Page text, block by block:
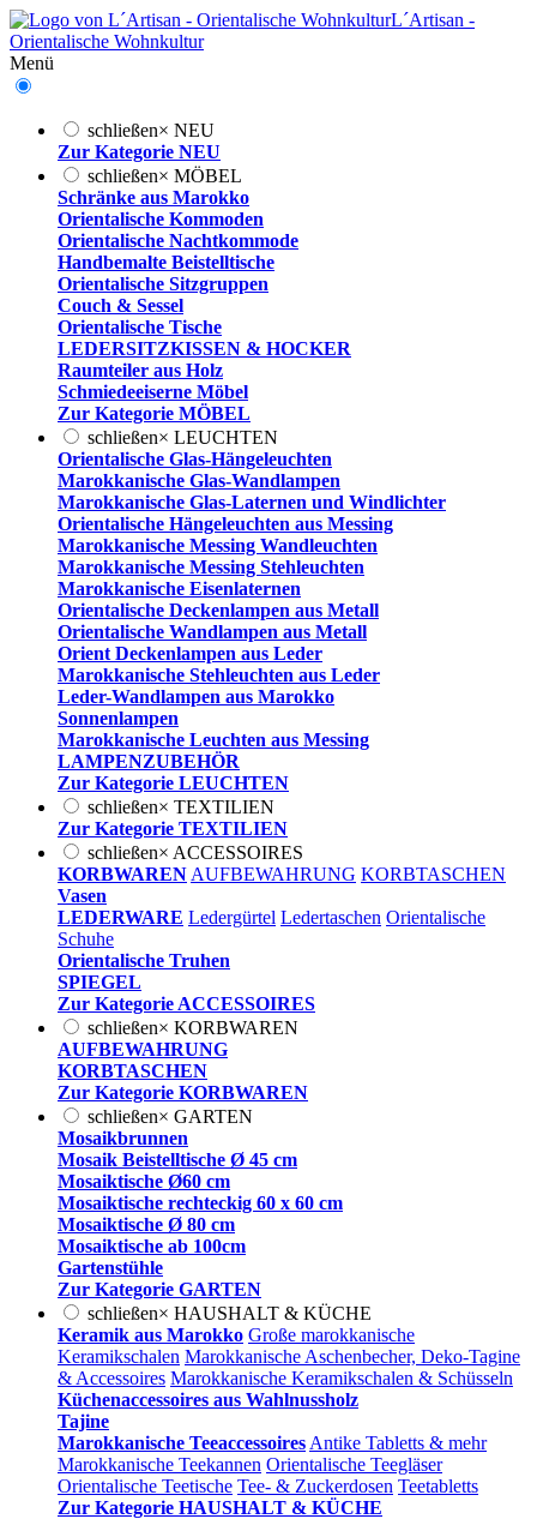
L´Artisan -
Orientalische Wohnkultur
Menü
schließen× NEU
Zur Kategorie NEU
schließen× MÖBEL
Schränke aus Marokko
Orientalische Kommoden
Orientalische Nachtkommode
Handbemalte Beistelltische
Orientalische Sitzgruppen
Couch & Sessel
Orientalische Tische
LEDERSITZKISSEN & HOCKER
Raumteiler aus Holz
Schmiedeeiserne Möbel
Zur Kategorie MÖBEL
schließen× LEUCHTEN
Orientalische Glas-Hängeleuchten
Marokkanische Glas-Wandlampen
Marokkanische Glas-Laternen und Windlichter
Orientalische Hängeleuchten aus Messing
Marokkanische Messing Wandleuchten
Marokkanische Messing Stehleuchten
Marokkanische Eisenlaternen
Orientalische Deckenlampen aus Metall
Orientalische Wandlampen aus Metall
Orient Deckenlampen aus Leder
Marokkanische Stehleuchten aus Leder
Leder-Wandlampen aus Marokko
Sonnenlampen
Marokkanische Leuchten aus Messing
LAMPENZUBEHÖR
Zur Kategorie LEUCHTEN
schließen× TEXTILIEN
Zur Kategorie TEXTILIEN
schließen× ACCESSOIRES
KORBWAREN AUFBEWAHRUNG KORBTASCHEN
Vasen
LEDERWARE Ledergürtel Ledertaschen Orientalische
Schuhe
Orientalische Truhen
SPIEGEL
Zur Kategorie ACCESSOIRES
schließen× KORBWAREN
AUFBEWAHRUNG
KORBTASCHEN
Zur Kategorie KORBWAREN
schließen× GARTEN
Mosaikbrunnen
Mosaik Beistelltische Ø 45 cm
Mosaiktische Ø60 cm
Mosaiktische rechteckig 60 x 60 cm
Mosaiktische Ø 80 cm
Mosaiktische ab 100cm
Gartenstühle
Zur Kategorie GARTEN
schließen× HAUSHALT & KÜCHE
Keramik aus Marokko Große marokkanische
Keramikschalen Marokkanische Aschenbecher, Deko-Tagine
& Accessoires Marokkanische Keramikschalen & Schüsseln
Küchenaccessoires aus Wahlnussholz
Tajine
Marokkanische Teeaccessoires Antike Tabletts & mehr
Marokkanische Teekannen Orientalische Teegläser
Orientalische Teetische Tee- & Zuckerdosen Teetabletts
Zur Kategorie HAUSHALT & KÜCHE